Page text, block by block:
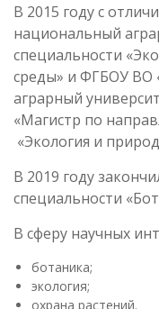
В 2015 году с
национальный
специальности
среды» и ФГБОУ ВО
аграрный
«Магистр по
«Экология и
В 2019 году
специальности
В сферу научных
ботаника;
экология;
охрана растений.